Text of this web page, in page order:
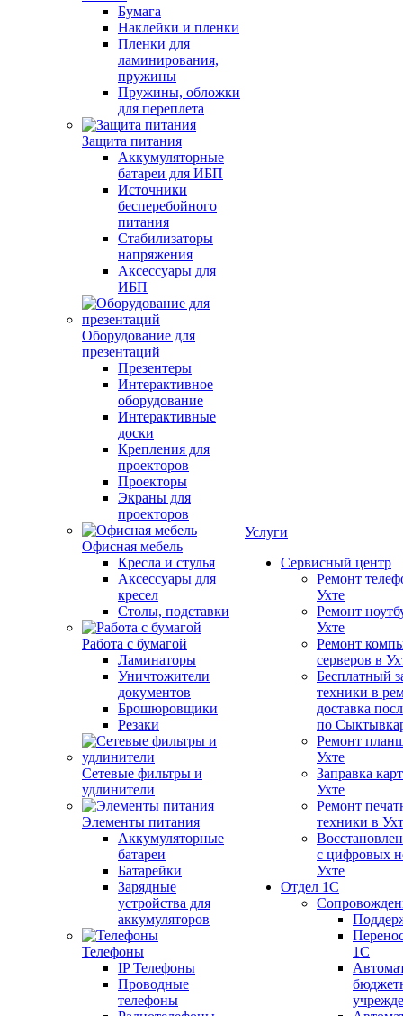
Бумага
Наклейки и пленки
Пленки для
ламинирования,
пружины
Пружины, обложки
для переплета
Защита питания
Аккумуляторные
батареи для ИБП
Источники
бесперебойного
питания
Стабилизаторы
напряжения
Аксессуары для
ИБП
Оборудование для
презентаций
Презентеры
Интерактивное
оборудование
Интерактивные
доски
Крепления для
проекторов
Проекторы
Экраны для
проекторов
Офисная мебель
Кресла и стулья
Аксессуары для
кресел
Столы, подставки
Работа с бумагой
Ламинаторы
Уничтожители
документов
Брошюровщики
Резаки
Сетевые фильтры и
удлинители
Элементы питания
Аккумуляторные
батареи
Батарейки
Зарядные
устройства для
аккумуляторов
Телефоны
IP Телефоны
Проводные
телефоны
Услуги
Сервисный центр
Ремонт
Ухте
Ремонт
Ухте
Ремонт
серверов в
Бесплатный
техники в
доставка
по
Ремонт
Ухте
Заправка
Ухте
Ремонт
техники в
с цифровых
Ухте
Отдел 1С
1С